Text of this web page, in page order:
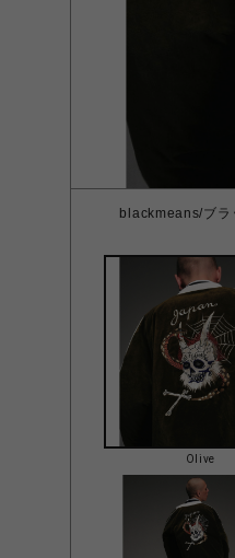
blackmeans/ブラ
Olive